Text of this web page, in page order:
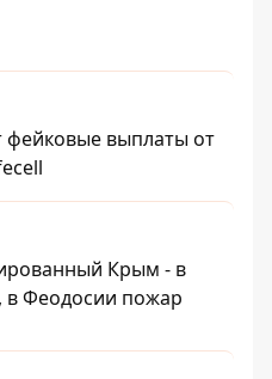
выплаты от
Крым - в
в Феодосии пожар